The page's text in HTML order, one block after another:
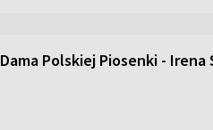
Dama Polskiej Piosenki - Irena